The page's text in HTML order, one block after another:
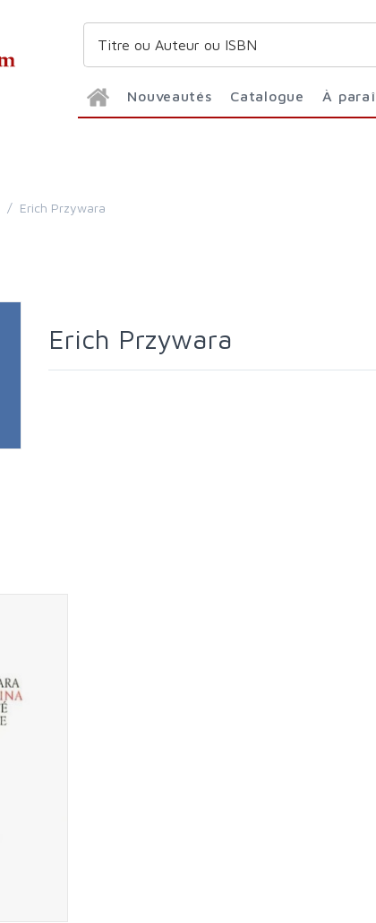
Nouveautés Catalogue À
/ Erich Przywara
Erich Przywara